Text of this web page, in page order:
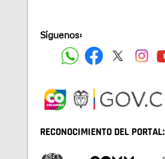
Síguenos:
RECONOCIMIENTO DEL PORTAL: